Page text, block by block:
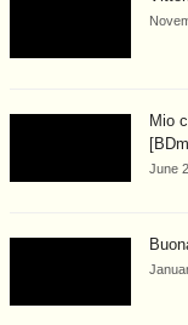
Mio
June